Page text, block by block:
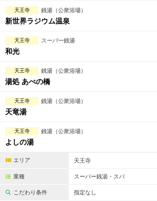
完全個室
ペアルームあり
フットバスあり
専用駐車場あり
日本人スタッフのみ
スタッフ指名可
駅から徒歩5分以内
こだわり条件を変更
天王寺 銭湯（公衆浴場）
新世界ラジウム温泉
天王寺 スーパー銭湯
和光
天王寺 銭湯（公衆浴場）
湯処 あべの橋
天王寺 銭湯（公衆浴場）
天竜湯
天王寺 銭湯（公衆浴場）
よしの湯
エリア 天王寺
業種 スーパー銭湯・スパ
こだわり条件 指定なし